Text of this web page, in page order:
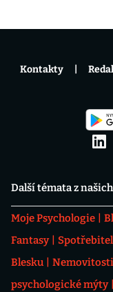
Další témata z
Moje Psychologie
Fantasy
Blesku
Nemovitosti
psychologické mýty
Kontakty